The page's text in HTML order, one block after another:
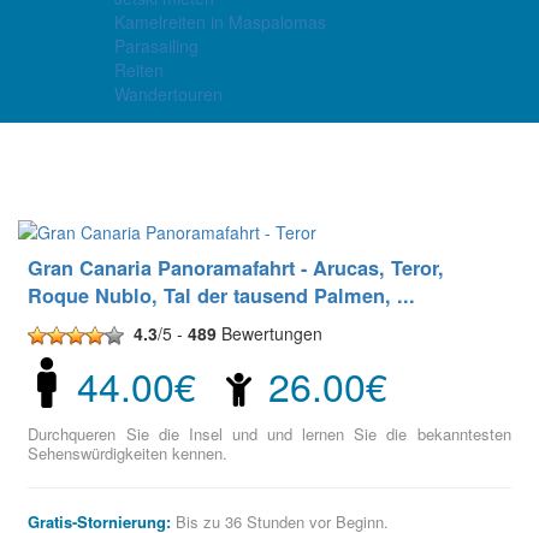
Kamelreiten in Maspalomas
Parasailing
Reiten
Wandertouren
4.4/5 -8742
Gran Canaria Panoramafahrt - Arucas, Teror,
Roque Nublo, Tal der tausend Palmen, ...
4.3/5 -489 Bewertungen
44.00€ 26.00€
Durchqueren Sie die Insel und und lernen Sie die bekanntesten
Sehenswürdigkeiten kennen.
Gratis-Stornierung: Bis zu 36 Stunden vor Beginn.